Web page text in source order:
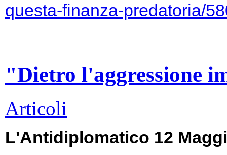
questa-finanza-predatoria/
"Dietro l'aggressione
Articoli
L'Antidiplomatico 12